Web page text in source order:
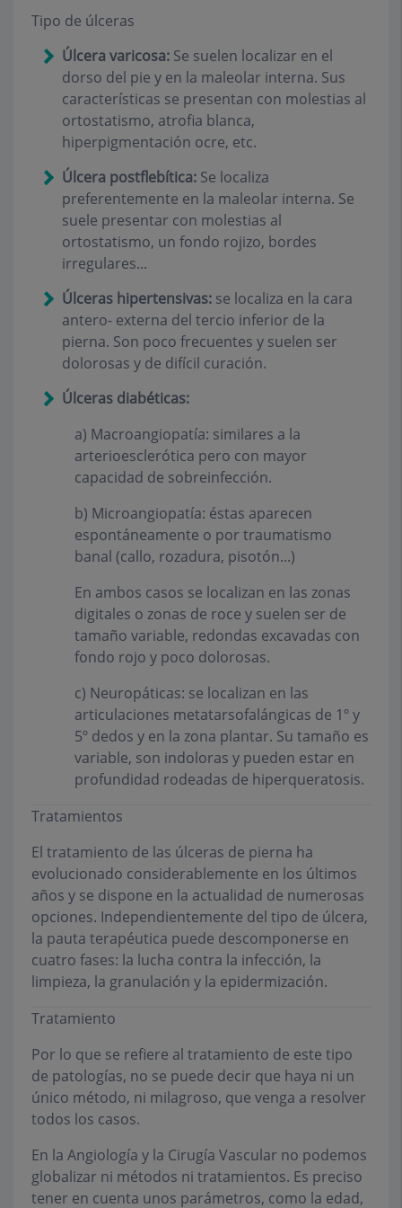
Tipo de úlceras
Úlcera varicosa: Se suelen localizar en el
dorso del pie y en la maleolar interna. Sus
características se presentan con molestias al
ortostatismo, atrofia blanca,
hiperpigmentación ocre, etc.
Úlcera postflebítica: Se localiza
preferentemente en la maleolar interna. Se
suele presentar con molestias al
ortostatismo, un fondo rojizo, bordes
irregulares...
Úlceras hipertensivas: se localiza en la cara
antero- externa del tercio inferior de la
pierna. Son poco frecuentes y suelen ser
dolorosas y de difícil curación.
Úlceras diabéticas:
a) Macroangiopatía: similares a la
arterioesclerótica pero con mayor
capacidad de sobreinfección.
b) Microangiopatía: éstas aparecen
espontáneamente o por traumatismo
banal (callo, rozadura, pisotón...)
En ambos casos se localizan en las zonas
digitales o zonas de roce y suelen ser de
tamaño variable, redondas excavadas con
fondo rojo y poco dolorosas.
c) Neuropáticas: se localizan en las
articulaciones metatarsofalángicas de 1º y
5º dedos y en la zona plantar. Su tamaño es
variable, son indoloras y pueden estar en
profundidad rodeadas de hiperqueratosis.
Tratamientos
El tratamiento de las úlceras de pierna ha
evolucionado considerablemente en los últimos
años y se dispone en la actualidad de numerosas
opciones. Independientemente del tipo de úlcera,
la pauta terapéutica puede descomponerse en
cuatro fases: la lucha contra la infección, la
limpieza, la granulación y la epidermización.
Tratamiento
Por lo que se refiere al tratamiento de este tipo
de patologías, no se puede decir que haya ni un
único método, ni milagroso, que venga a resolver
todos los casos.
En la Angiología y la Cirugía Vascular no podemos
globalizar ni métodos ni tratamientos. Es preciso
tener en cuenta unos parámetros, como la edad,